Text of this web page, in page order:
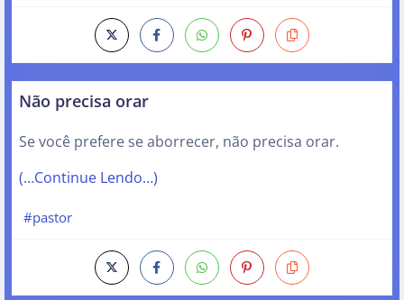
Não precisa orar
Se você prefere se aborrecer, não precisa orar.
(…Continue Lendo…)
#pastor